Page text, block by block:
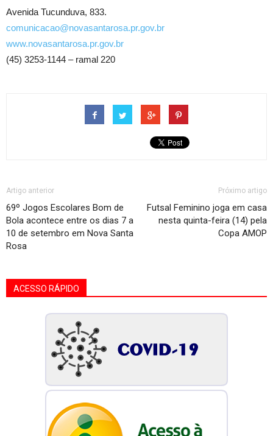
Avenida Tucunduva, 833.
comunicacao@novasantarosa.pr.gov.br
www.novasantarosa.pr.gov.br
(45) 3253-1144 – ramal 220
Artigo anterior
69º Jogos Escolares Bom de
Bola acontece entre os dias 7 a
10 de setembro em Nova Santa
Rosa
Próximo artigo
Futsal Feminino joga em casa
nesta quinta-feira (14) pela
Copa AMOP
ACESSO RÁPIDO